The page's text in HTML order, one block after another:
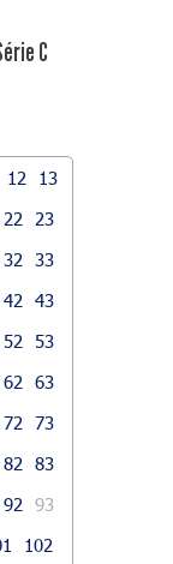
C
12
13
22
23
32
33
42
43
52
53
62
63
72
73
82
83
92
93
102